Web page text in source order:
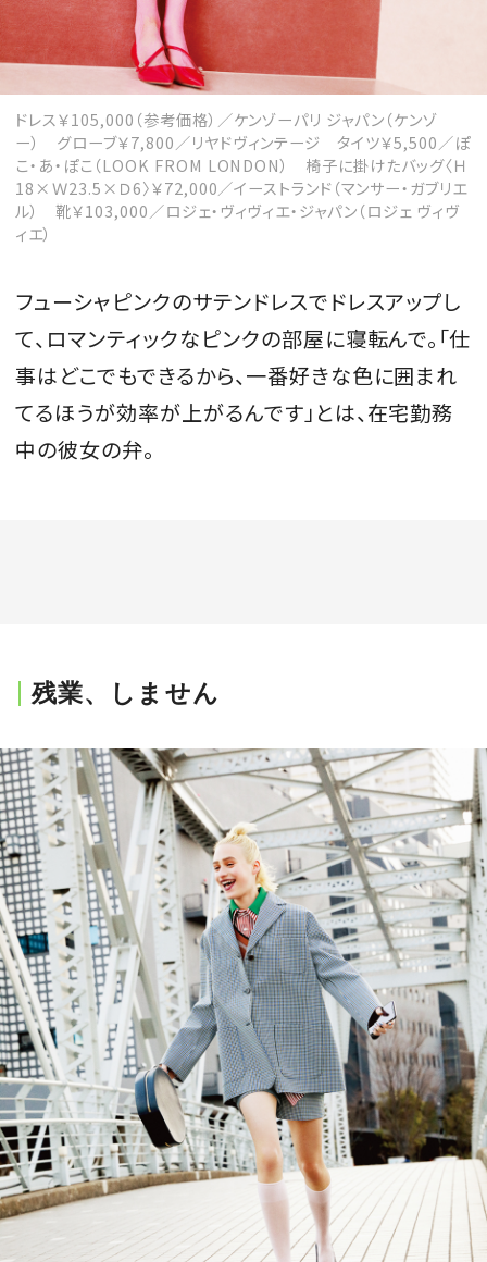
ドレス￥105,000（参考価格）／ケンゾーパリ ジャパン（ケンゾ
ー） グローブ￥7,800／リヤドヴィンテージ タイツ￥5,500／ぽ
こ・あ・ぽこ（LOOK FROM LONDON） 椅子に掛けたバッグ〈Ｈ
18×Ｗ23.5×Ｄ6〉￥72,000／イーストランド（マンサー・ガブリエ
ル） 靴￥103,000／ロジェ・ヴィヴィエ・ジャパン（ロジェ ヴィヴ
ィエ）
フューシャピンクのサテンドレスでドレスアップし
て、ロマンティックなピンクの部屋に寝転んで。「仕
事はどこでもできるから、一番好きな色に囲まれ
てるほうが効率が上がるんです」とは、在宅勤務
中の彼女の弁。
残業、しません